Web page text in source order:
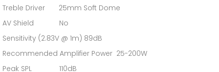
Treble Driver 25mm Soft Dome
AV Shield No
Sensitivity (2.83V @ 1m) 89dB
Recommended Amplifier Power 25-200W
Peak SPL 110dB